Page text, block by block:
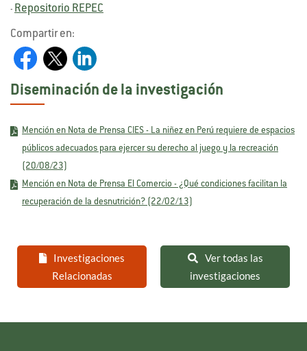
- Repositorio REPEC
Compartir en:
Diseminación de la investigación
Mención en Nota de Prensa CIES - La niñez en Perú requiere de espacios
públicos adecuados para ejercer su derecho al juego y la recreación
(20/08/23)
Mención en Nota de Prensa El Comercio - ¿Qué condiciones facilitan la
recuperación de la desnutrición? (22/02/13)
Investigaciones
Relacionadas
Ver todas las
investigaciones